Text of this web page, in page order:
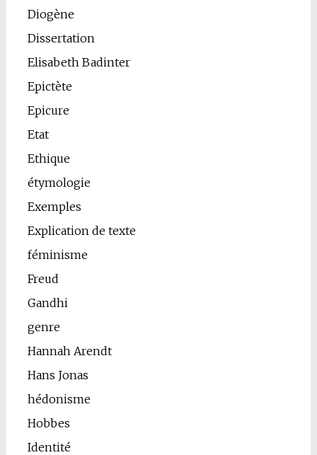
Diogène
Dissertation
Elisabeth Badinter
Epictète
Epicure
Etat
Ethique
étymologie
Exemples
Explication de texte
féminisme
Freud
Gandhi
genre
Hannah Arendt
Hans Jonas
hédonisme
Hobbes
Identité